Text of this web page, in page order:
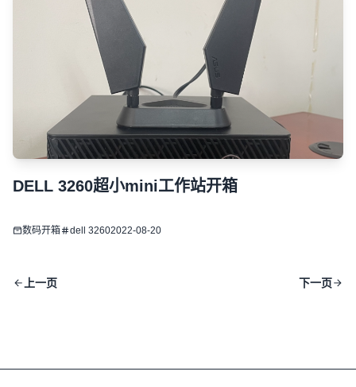
DELL 3260超小mini工作站开箱
数码开箱 dell 32602022-08-20
上一页 下一页